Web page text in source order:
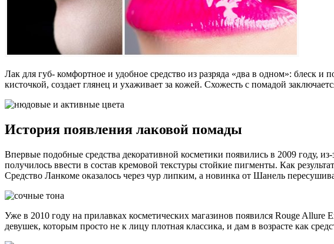
Лак для губ- комфортное и удобное средство из разряда «два в одном»: блеск
кисточкой, создает глянец и ухаживает за кожей. Схожесть с помадой
История появления лаковой помады
Впервые подобные средства декоративной косметики появились в 2009 году,
получилось ввести в состав кремовой текстуры стойкие пигменты. Как
Средство Ланкоме оказалось через чур липким, а новинка от Шанель
Уже в 2010 году на прилавках косметических магазинов появился Rouge
девушек, которым просто не к лицу плотная классика, и дам в возрасте как